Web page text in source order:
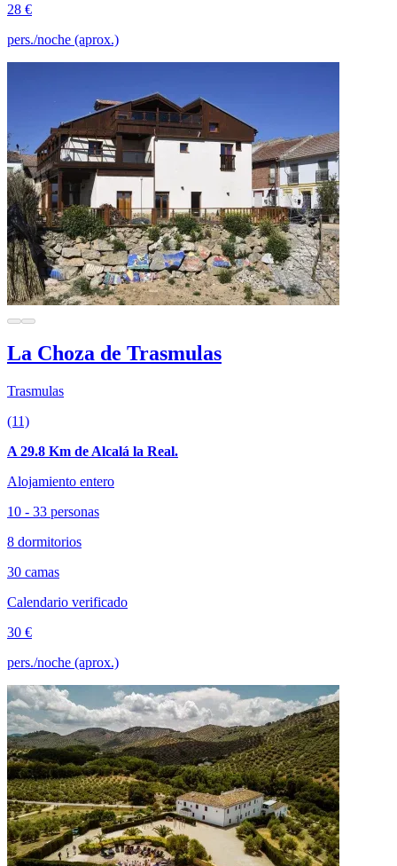
28 €
pers./noche (aprox.)
La Choza de Trasmulas
Trasmulas
(11)
A 29.8 Km de Alcalá la Real.
Alojamiento entero
10 - 33 personas
8 dormitorios
30 camas
Calendario verificado
30 €
pers./noche (aprox.)